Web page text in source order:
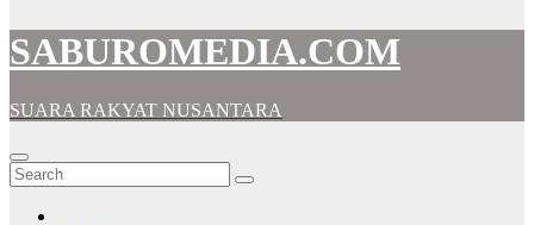
SABUROMEDIA.COM
SUARA RAKYAT NUSANTARA